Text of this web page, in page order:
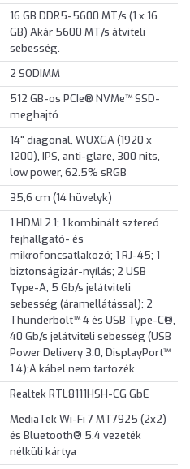
16 GB DDR5-5600 MT/s (1 x 16
GB) Akár 5600 MT/s átviteli
sebesség.
2 SODIMM
512 GB-os PCIe® NVMe™ SSD-
meghajtó
14" diagonal, WUXGA (1920 x
1200), IPS, anti-glare, 300 nits,
low power, 62.5% sRGB
35,6 cm (14 hüvelyk)
1 HDMI 2.1; 1 kombinált sztereó
fejhallgató- és
mikrofoncsatlakozó; 1 RJ-45; 1
biztonságizár-nyílás; 2 USB
Type-A, 5 Gb/s jelátviteli
sebesség (áramellátással); 2
Thunderbolt™ 4 és USB Type-C®,
40 Gb/s jelátviteli sebesség (USB
Power Delivery 3.0, DisplayPort™
1.4);A kábel nem tartozék.
Realtek RTL8111HSH-CG GbE
MediaTek Wi-Fi 7 MT7925 (2x2)
és Bluetooth® 5.4 vezeték
nélküli kártya